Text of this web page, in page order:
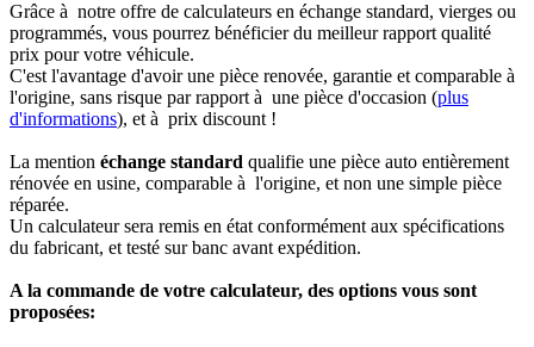
Grâce à notre offre de calculateurs en échange standard, vierges ou
programmés, vous pourrez bénéficier du meilleur rapport qualité
prix pour votre véhicule.
C'est l'avantage d'avoir une pièce renovée, garantie et comparable à
l'origine, sans risque par rapport à une pièce d'occasion (plus
d'informations), et à prix discount !
La mention échange standard qualifie une pièce auto entièrement
rénovée en usine, comparable à l'origine, et non une simple pièce
réparée.
Un calculateur sera remis en état conformément aux spécifications
du fabricant, et testé sur banc avant expédition.
A la commande de votre calculateur, des options vous sont
proposées: